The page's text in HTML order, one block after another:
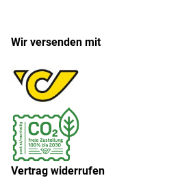
Wir versenden mit
Vertrag widerrufen